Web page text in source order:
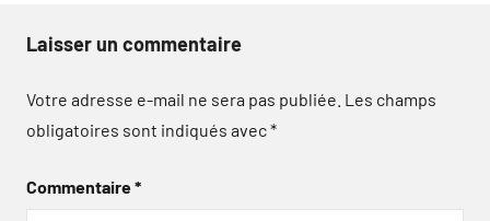
Laisser un commentaire
Votre adresse e-mail ne sera pas publiée. Les champs
obligatoires sont indiqués avec*
Commentaire*